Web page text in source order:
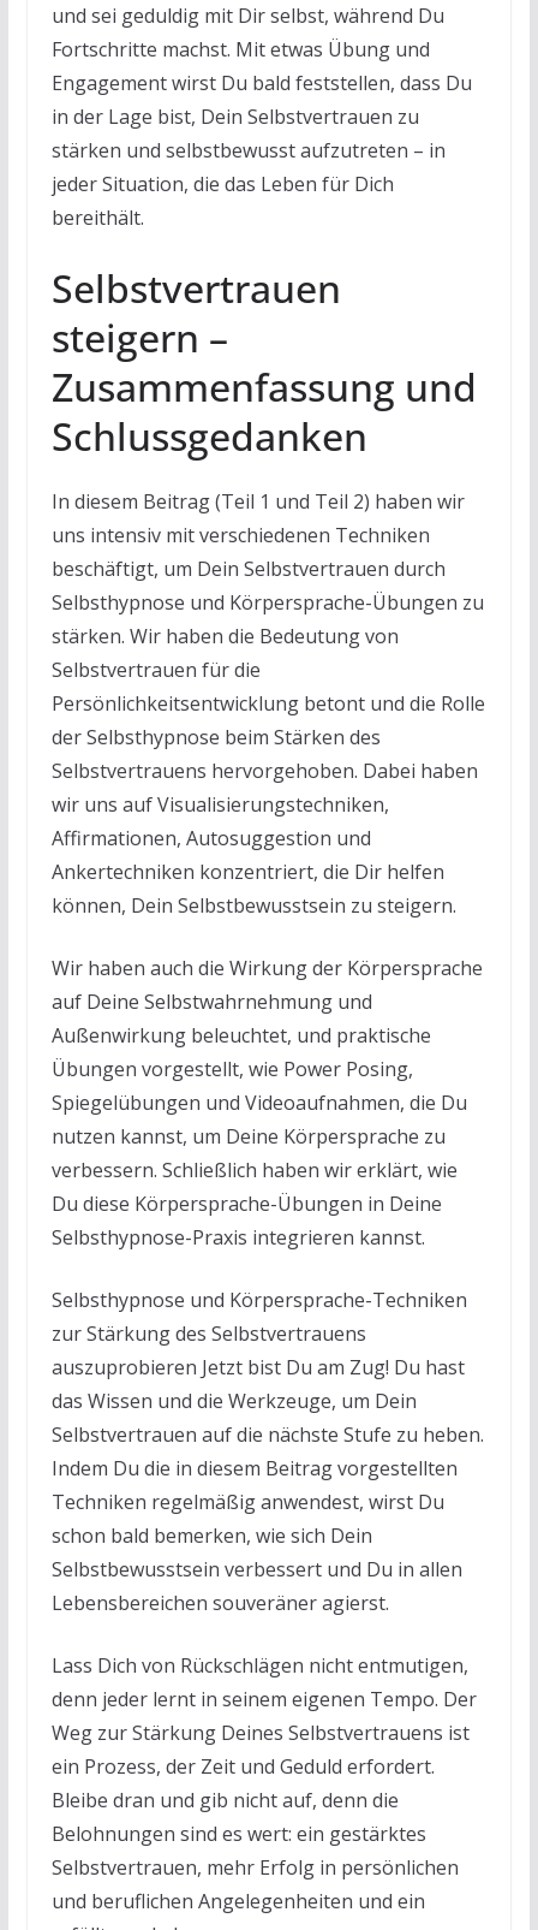
und sei geduldig mit Dir selbst, während Du
Fortschritte machst. Mit etwas Übung und
Engagement wirst Du bald feststellen, dass Du
in der Lage bist, Dein Selbstvertrauen zu
stärken und selbstbewusst aufzutreten – in
jeder Situation, die das Leben für Dich
bereithält.
Selbstvertrauen
steigern –
Zusammenfassung und
Schlussgedanken
In diesem Beitrag (Teil 1 und Teil 2) haben wir
uns intensiv mit verschiedenen Techniken
beschäftigt, um Dein Selbstvertrauen durch
Selbsthypnose und Körpersprache-Übungen zu
stärken. Wir haben die Bedeutung von
Selbstvertrauen für die
Persönlichkeitsentwicklung betont und die Rolle
der Selbsthypnose beim Stärken des
Selbstvertrauens hervorgehoben. Dabei haben
wir uns auf Visualisierungstechniken,
Affirmationen, Autosuggestion und
Ankertechniken konzentriert, die Dir helfen
können, Dein Selbstbewusstsein zu steigern.
Wir haben auch die Wirkung der Körpersprache
auf Deine Selbstwahrnehmung und
Außenwirkung beleuchtet, und praktische
Übungen vorgestellt, wie Power Posing,
Spiegelübungen und Videoaufnahmen, die Du
nutzen kannst, um Deine Körpersprache zu
verbessern. Schließlich haben wir erklärt, wie
Du diese Körpersprache-Übungen in Deine
Selbsthypnose-Praxis integrieren kannst.
Selbsthypnose und Körpersprache-Techniken
zur Stärkung des Selbstvertrauens
auszuprobieren Jetzt bist Du am Zug! Du hast
das Wissen und die Werkzeuge, um Dein
Selbstvertrauen auf die nächste Stufe zu heben.
Indem Du die in diesem Beitrag vorgestellten
Techniken regelmäßig anwendest, wirst Du
schon bald bemerken, wie sich Dein
Selbstbewusstsein verbessert und Du in allen
Lebensbereichen souveräner agierst.
Lass Dich von Rückschlägen nicht entmutigen,
denn jeder lernt in seinem eigenen Tempo. Der
Weg zur Stärkung Deines Selbstvertrauens ist
ein Prozess, der Zeit und Geduld erfordert.
Bleibe dran und gib nicht auf, denn die
Belohnungen sind es wert: ein gestärktes
Selbstvertrauen, mehr Erfolg in persönlichen
und beruflichen Angelegenheiten und ein